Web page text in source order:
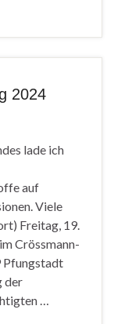
2024
lade ich
auf
Viele
Freitag, 19.
Crössmann-
Pfungstadt
der
…